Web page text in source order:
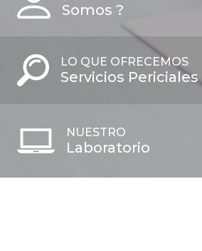
Somos ?
LO QUE OFRECEMOS
Servicios Periciales
NUESTRO
Laboratorio